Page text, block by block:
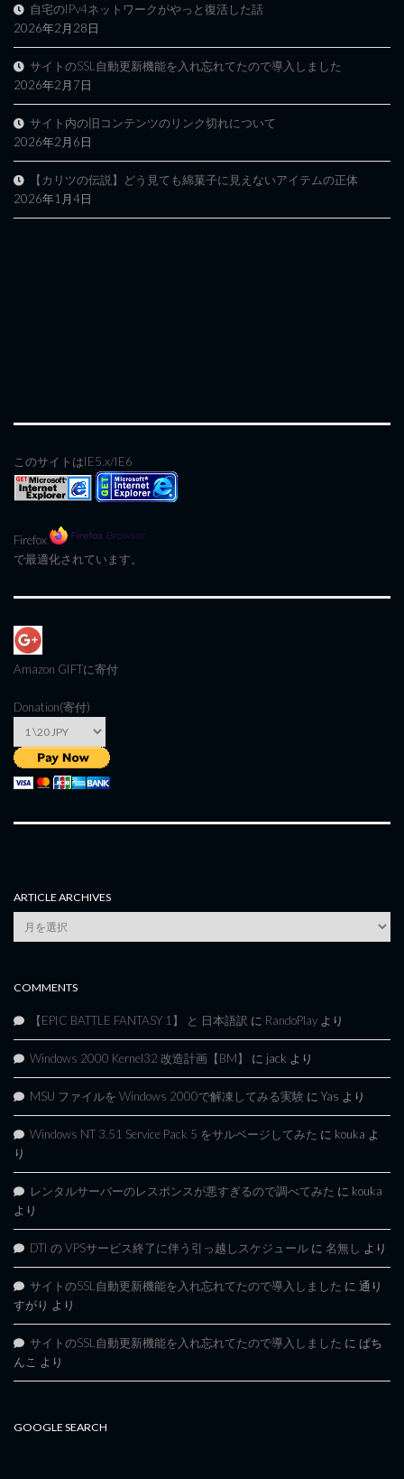
自宅のIPv4ネットワークがやっと復活した話
2026年2月28日
サイトのSSL自動更新機能を入れ忘れてたので導入しました
2026年2月7日
サイト内の旧コンテンツのリンク切れについて
2026年2月6日
【カリツの伝説】どう見ても綿菓子に見えないアイテムの正体
2026年1月4日
このサイトはIE5.x/IE6
Firefox
で最適化されています。
Amazon GIFTに寄付
Donation(寄付)
ARTICLE ARCHIVES
Article
Archives
COMMENTS
【EPIC BATTLE FANTASY 1】 と 日本語訳 に RandoPlay より
Windows 2000 Kernel32 改造計画【BM】 に jack より
MSU ファイルを Windows 2000で解凍してみる実験 に Yas より
Windows NT 3.51 Service Pack 5 をサルベージしてみた に kouka よ
り
レンタルサーバーのレスポンスが悪すぎるので調べてみた に kouka
より
DTI の VPSサービス終了に伴う引っ越しスケジュール に 名無し より
サイトのSSL自動更新機能を入れ忘れてたので導入しました に 通り
すがり より
サイトのSSL自動更新機能を入れ忘れてたので導入しました に ぱち
んこ より
GOOGLE SEARCH